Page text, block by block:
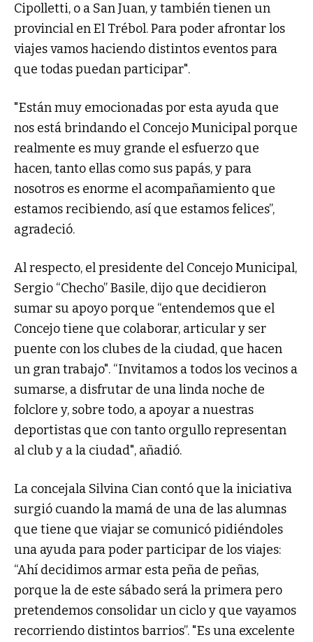
Cipolletti, o a San Juan, y también tienen un
provincial en El Trébol. Para poder afrontar los
viajes vamos haciendo distintos eventos para
que todas puedan participar".
"Están muy emocionadas por esta ayuda que
nos está brindando el Concejo Municipal porque
realmente es muy grande el esfuerzo que
hacen, tanto ellas como sus papás, y para
nosotros es enorme el acompañamiento que
estamos recibiendo, así que estamos felices”,
agradeció.
Al respecto, el presidente del Concejo Municipal,
Sergio “Checho” Basile, dijo que decidieron
sumar su apoyo porque “entendemos que el
Concejo tiene que colaborar, articular y ser
puente con los clubes de la ciudad, que hacen
un gran trabajo". “Invitamos a todos los vecinos a
sumarse, a disfrutar de una linda noche de
folclore y, sobre todo, a apoyar a nuestras
deportistas que con tanto orgullo representan
al club y a la ciudad", añadió.
La concejala Silvina Cian contó que la iniciativa
surgió cuando la mamá de una de las alumnas
que tiene que viajar se comunicó pidiéndoles
una ayuda para poder participar de los viajes:
“Ahí decidimos armar esta peña de peñas,
porque la de este sábado será la primera pero
pretendemos consolidar un ciclo y que vayamos
recorriendo distintos barrios”. "Es una excelente